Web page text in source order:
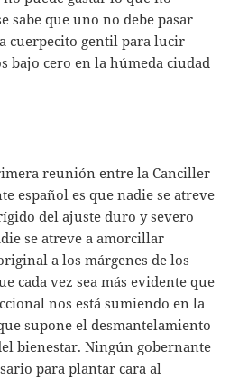
sabe que uno no debe pasar
cuerpecito gentil para lucir
bajo cero en la húmeda ciudad
reunión entre la Canciller
español es que nadie se atreve
del ajuste duro y severo
se atreve a amorcillar
a los márgenes de los
cada vez sea más evidente que
nos está sumiendo en la
supone el desmantelamiento
bienestar. Ningún gobernante
para plantar cara al